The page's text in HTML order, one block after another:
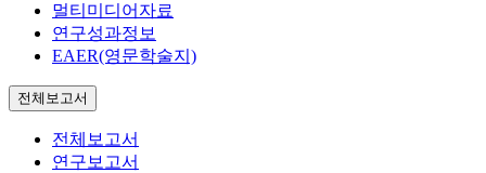
멀티미디어자료
연구성과정보
EAER(영문학술지)
전체보고서
전체보고서
연구보고서